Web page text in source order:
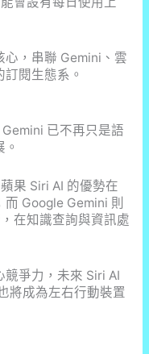
心，串聯 Gemini、雲
閱生態系。
已不再只是語
果 Siri AI 的優勢在
Google Gemini 則
在知識查詢與資訊處
競爭力，未來 Siri AI
將成為左右行動裝置